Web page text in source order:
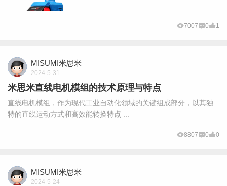
7007 0 1
MISUMI米思米
2024-5-31
米思米直线电机模组的技术原理与特点
直线电机模组，作为现代工业自动化领域的关键组成部分，以其独
特的直线运动方式和高效能转换特点 ...
8807 0 0
MISUMI米思米
2024-5-24